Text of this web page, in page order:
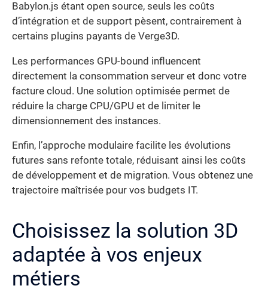
Babylon.js étant open source, seuls les coûts
d’intégration et de support pèsent, contrairement à
certains plugins payants de Verge3D.
Les performances GPU-bound influencent
directement la consommation serveur et donc votre
facture cloud. Une solution optimisée permet de
réduire la charge CPU/GPU et de limiter le
dimensionnement des instances.
Enfin, l’approche modulaire facilite les évolutions
futures sans refonte totale, réduisant ainsi les coûts
de développement et de migration. Vous obtenez une
trajectoire maîtrisée pour vos budgets IT.
Choisissez la solution 3D
adaptée à vos enjeux
métiers